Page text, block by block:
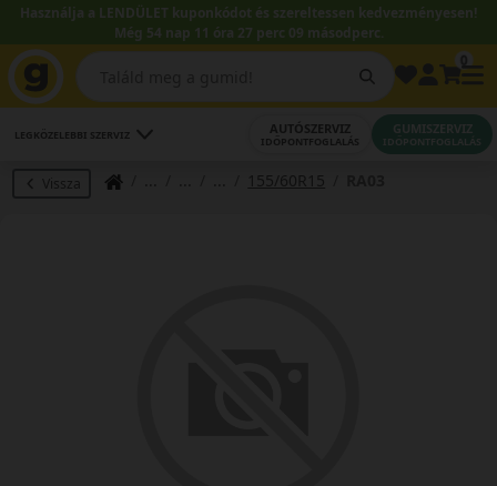
Használja a LENDÜLET kuponkódot és szereltessen kedvezményesen!
Még 54 nap 11 óra 27 perc 09 másodperc.
LEGKÖZELEBBI SZERVIZ AUTÓSZERVIZ
IDŐPONTFOGLALÁS
GUMISZERVIZ
IDŐPONTFOGLALÁS
Vissza 155/60R15